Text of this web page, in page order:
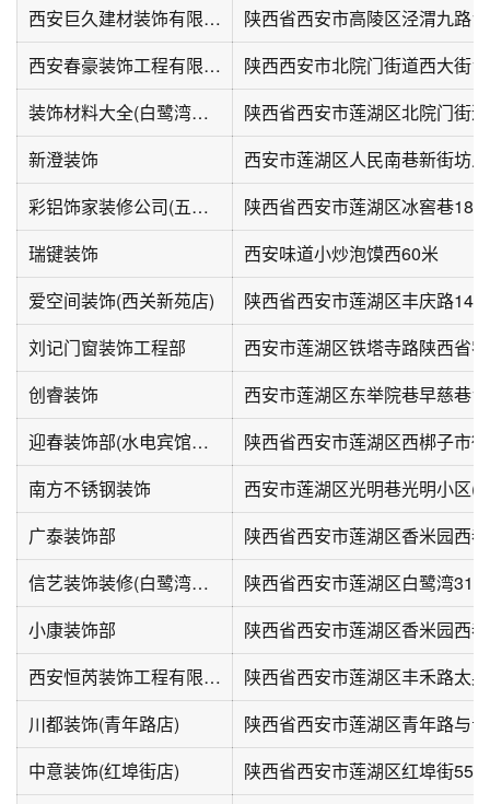
西安巨久建材装饰有限公司
陕西省西安市高陵区泾渭九路
西安春豪装饰工程有限公司
陕西西安市北院门街道西大街
装饰材料大全(白鹭湾小区东区店)
陕西省西安市莲湖区北院门街
新澄装饰
西安市莲湖区人民南巷新街坊
彩铝饰家装修公司(五星小区南区店)
陕西省西安市莲湖区冰窖巷18号
瑞键装饰
西安味道小炒泡馍西60米
爱空间装饰(西关新苑店)
刘记门窗装饰工程部
西安市莲湖区铁塔寺路陕西省
创睿装饰
西安市莲湖区东举院巷早慈巷
迎春装饰部(水电宾馆家属院店)
陕西省西安市莲湖区西梆子市
南方不锈钢装饰
广泰装饰部
陕西省西安市莲湖区香米园西
信艺装饰装修(白鹭湾小区西区店)
陕西省西安市莲湖区白鹭湾31号
小康装饰部
陕西省西安市莲湖区香米园西
西安恒芮装饰工程有限公司
川都装饰(青年路店)
中意装饰(红埠街店)
陕西省西安市莲湖区红埠街55号